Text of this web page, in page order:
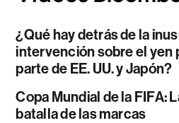
¿Qué hay detrás de la
intervención sobre el yen
parte de EE. UU. y Japón?
Copa Mundial de la FIFA:
batalla de las marcas